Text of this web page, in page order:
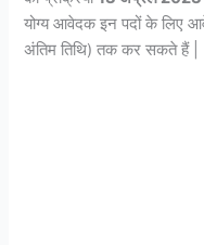
योग्य आवेदक इन पदों के लिए
अंतिम तिथि) तक कर सकते हैं |